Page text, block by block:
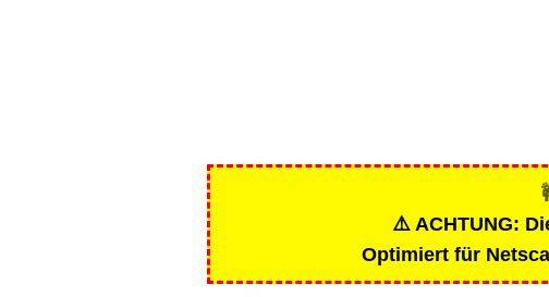
✨
⚠️ ACHTUNG:
Optimiert für